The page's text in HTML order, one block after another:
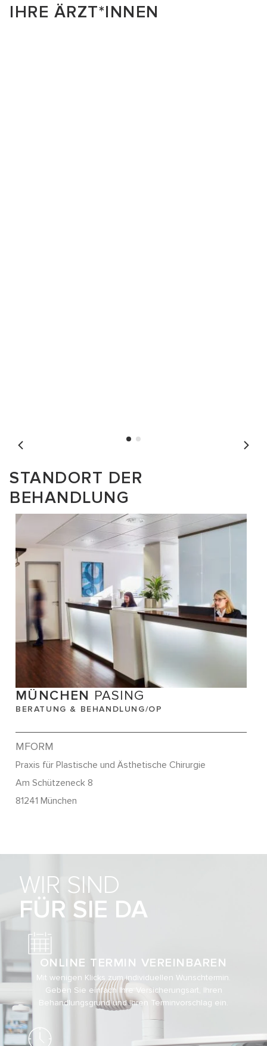
IHRE ÄRZT*INNEN
STANDORT DER
BEHANDLUNG
MÜNCHEN PASING
BERATUNG & BEHANDLUNG/OP
MFORM
Praxis für Plastische und Ästhetische Chirurgie
Am Schützeneck 8
81241 München
WIR SIND
FÜR SIE DA
ONLINE TERMIN VEREINBAREN
Mit wenigen Klicks zum individuellen Wunschtermin.
Geben Sie einfach Ihre Versicherungsart, Ihren
Behandlungsgrund und Ihren Terminvorschlag ein.